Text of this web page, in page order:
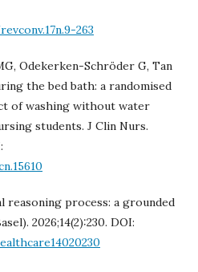
263
Odekerken-Schröder G, Tan
the bed bath: a randomised
of washing without water
students. J Clin Nurs.
reasoning process: a grounded
2026;14(2):230. DOI: